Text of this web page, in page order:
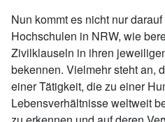
Nun kommt es nicht nur
Hochschulen in NRW, wie
Zivilklauseln in ihren
bekennen. Vielmehr steht an,
einer Tätigkeit, die zu einer
Lebensverhältnisse weltweit